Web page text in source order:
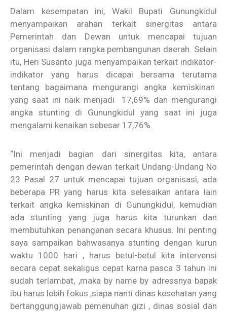
Dalam kesempatan ini, Wakil Bupati Gunungkidul
menyampaikan arahan terkait sinergitas antara
Pemerintah dan Dewan untuk mencapai tujuan
organisasi dalam rangka pembangunan daerah. Selain
itu, Heri Susanto juga menyampaikan terkait indikator-
indikator yang harus dicapai bersama terutama
tentang bagaimana mengurangi angka kemiskinan
yang saat ini naik menjadi 17,69% dan mengurangi
angka stunting di Gunungkidul yang saat ini juga
mengalami kenaikan sebesar 17,76%.
“Ini menjadi bagian dari sinergitas kita, antara
pemerintah dengan dewan terkait Undang-Undang No
23 Pasal 27 untuk mencapai tujuan organisasi, ada
beberapa PR yang harus kita selesaikan antara lain
terkait angka kemiskinan di Gunungkidul, kemudian
ada stunting yang juga harus kita turunkan dan
membutuhkan penanganan secara khusus. Ini penting
saya sampaikan bahwasanya stunting dengan kurun
waktu 1000 hari , harus betul-betul kita intervensi
secara cepat sekaligus cepat karna pasca 3 tahun ini
sudah terlambat, ,maka by name by adressnya bapak
ibu harus lebih fokus ,siapa nanti dinas kesehatan yang
bertanggungjawab pemenuhan gizi , dinas sosial dan